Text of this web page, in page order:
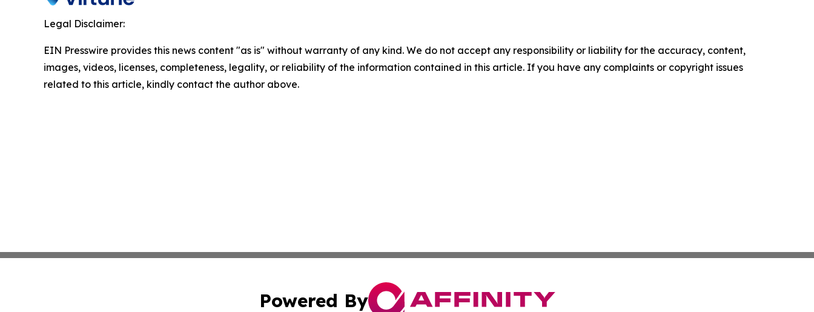
Legal Disclaimer:
EIN Presswire provides this news content "as is" without warranty of any kind. We do not accept any responsibility or liability for the accuracy, content,
images, videos, licenses, completeness, legality, or reliability of the information contained in this article. If you have any complaints or copyright issues
related to this article, kindly contact the author above.
Powered By